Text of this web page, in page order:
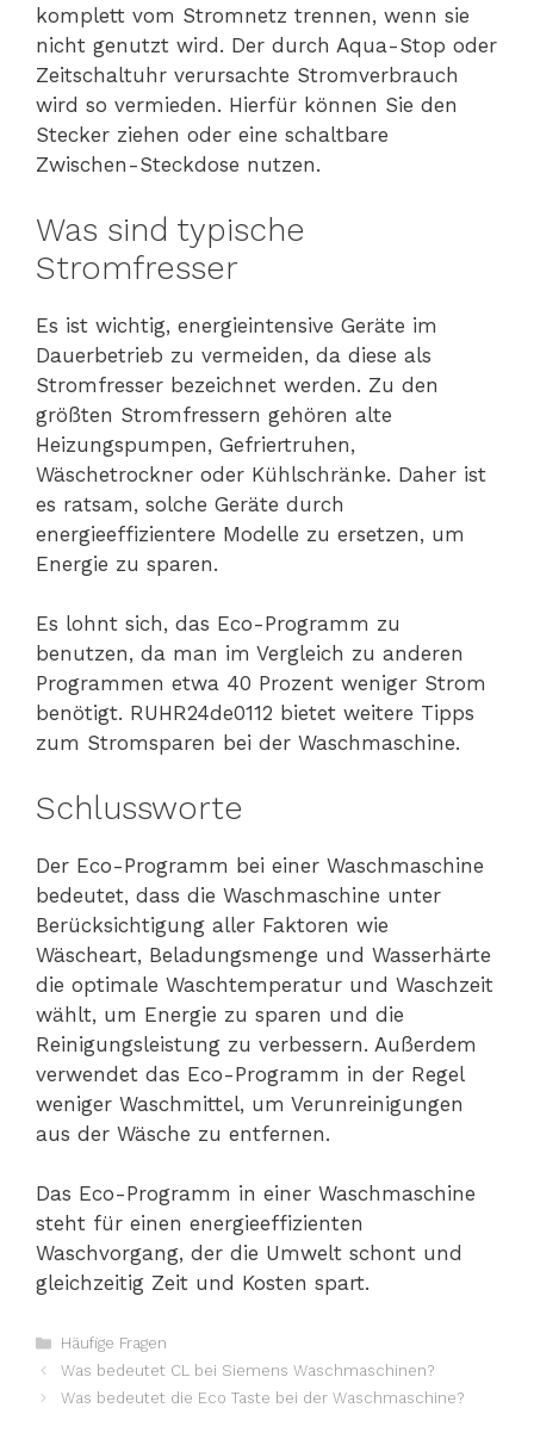
komplett vom Stromnetz trennen, wenn sie
nicht genutzt wird. Der durch Aqua-Stop oder
Zeitschaltuhr verursachte Stromverbrauch
wird so vermieden. Hierfür können Sie den
Stecker ziehen oder eine schaltbare
Zwischen-Steckdose nutzen.
Was sind typische
Stromfresser
Es ist wichtig, energieintensive Geräte im
Dauerbetrieb zu vermeiden, da diese als
Stromfresser bezeichnet werden. Zu den
größten Stromfressern gehören alte
Heizungspumpen, Gefriertruhen,
Wäschetrockner oder Kühlschränke. Daher ist
es ratsam, solche Geräte durch
energieeffizientere Modelle zu ersetzen, um
Energie zu sparen.
Es lohnt sich, das Eco-Programm zu
benutzen, da man im Vergleich zu anderen
Programmen etwa 40 Prozent weniger Strom
benötigt. RUHR24de0112 bietet weitere Tipps
zum Stromsparen bei der Waschmaschine.
Schlussworte
Der Eco-Programm bei einer Waschmaschine
bedeutet, dass die Waschmaschine unter
Berücksichtigung aller Faktoren wie
Wäscheart, Beladungsmenge und Wasserhärte
die optimale Waschtemperatur und Waschzeit
wählt, um Energie zu sparen und die
Reinigungsleistung zu verbessern. Außerdem
verwendet das Eco-Programm in der Regel
weniger Waschmittel, um Verunreinigungen
aus der Wäsche zu entfernen.
Das Eco-Programm in einer Waschmaschine
steht für einen energieeffizienten
Waschvorgang, der die Umwelt schont und
gleichzeitig Zeit und Kosten spart.
Kategorien
Häufige Fragen
Was bedeutet CL bei Siemens Waschmaschinen?
Was bedeutet die Eco Taste bei der Waschmaschine?